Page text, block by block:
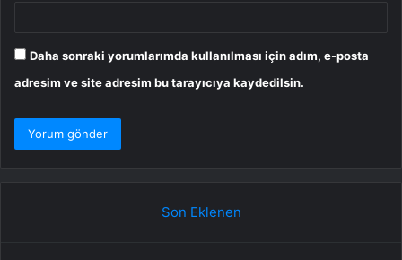
Daha sonraki yorumlarımda kullanılması için adım, e-posta
adresim ve site adresim bu tarayıcıya kaydedilsin.
Son Eklenen